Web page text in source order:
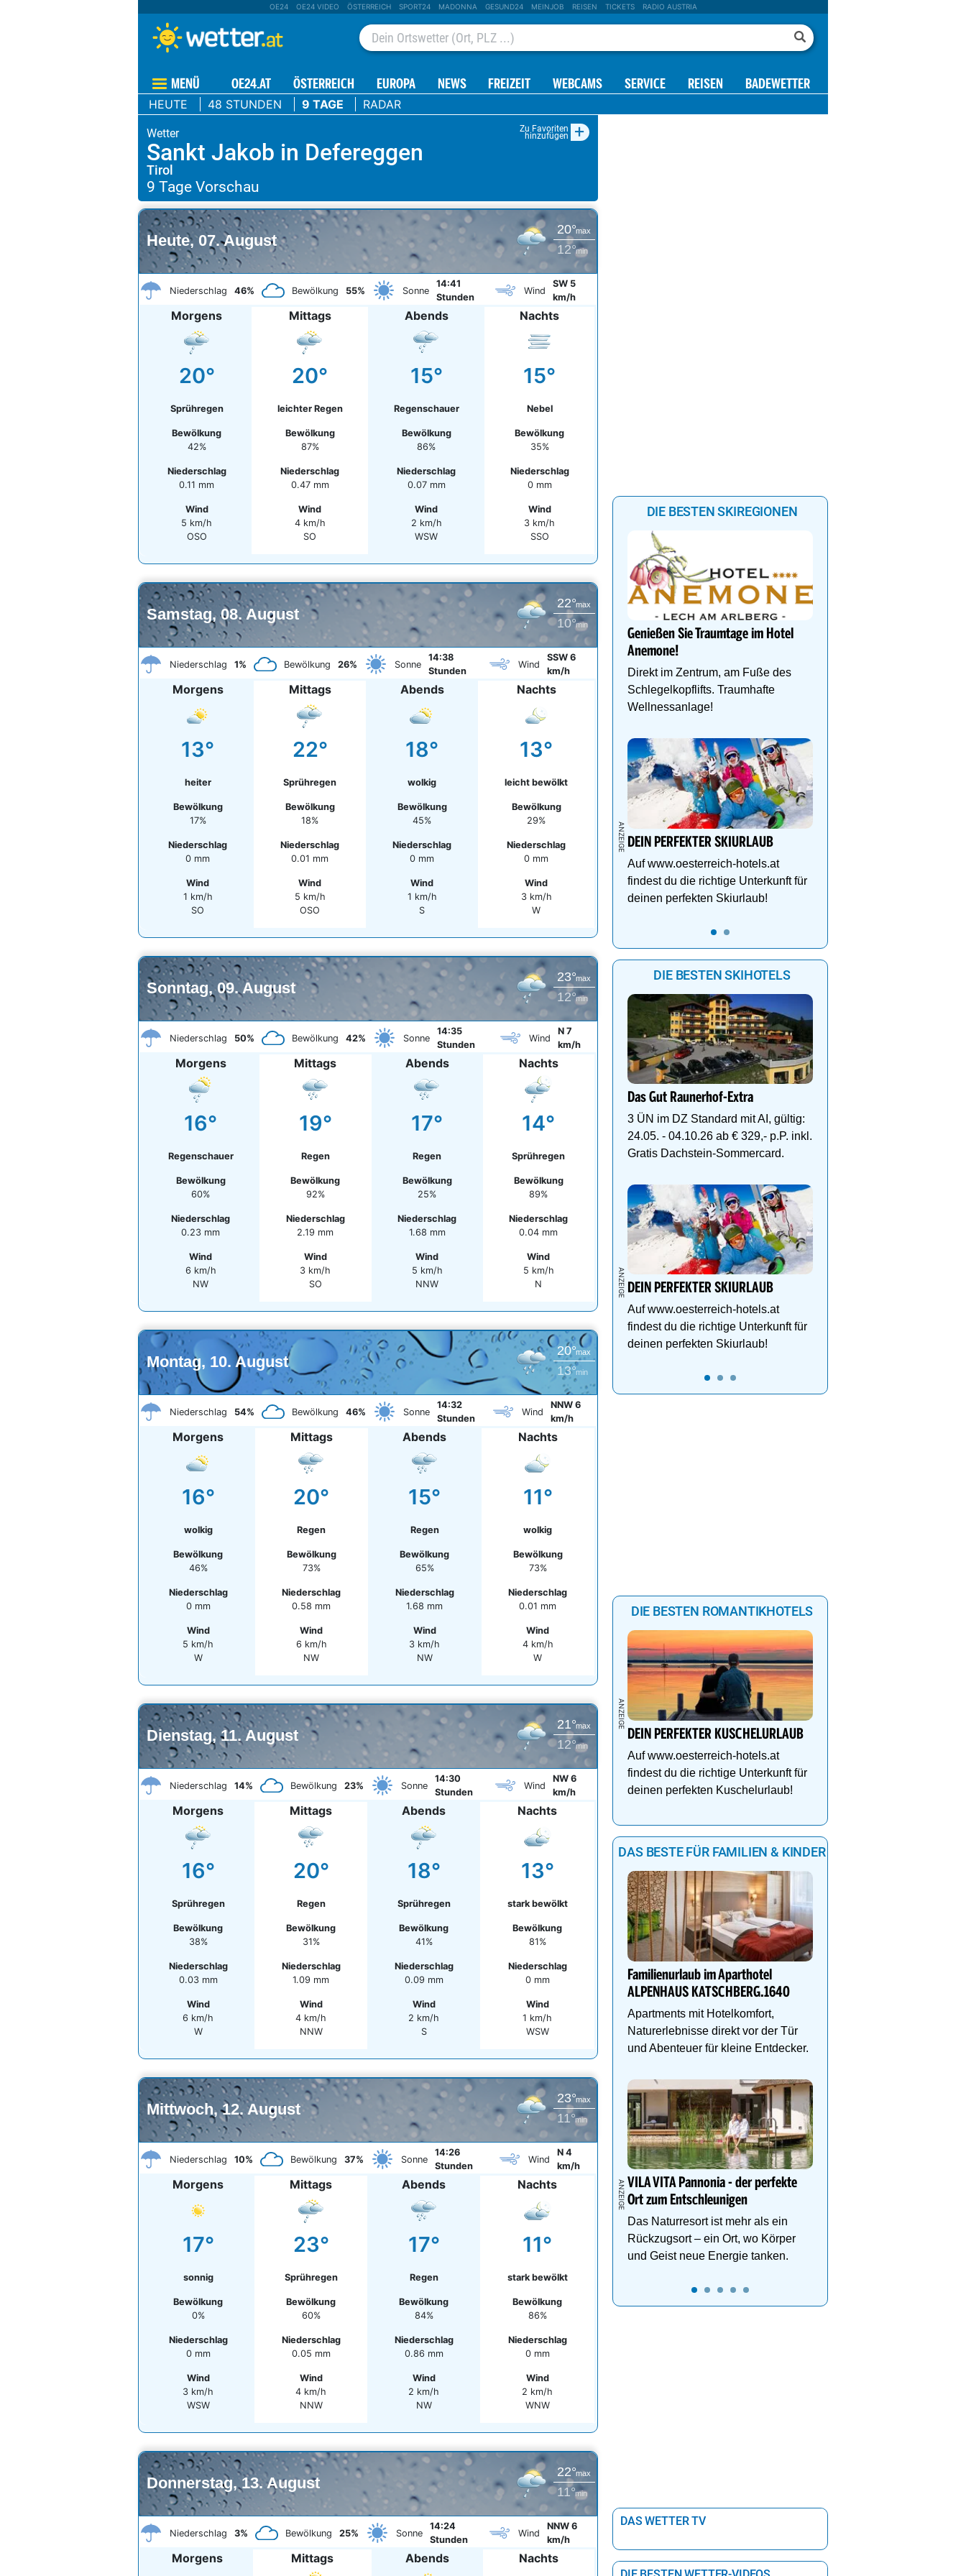
OE24 OE24 VIDEO ÖSTERREICH SPORT24 MADONNA GESUND24 MEINJOB REISEN TICKETS RADIO AUSTRIA
MENÜ OE24.AT ÖSTERREICH EUROPA NEWS FREIZEIT WEBCAMS SERVICE REISEN BADEWETTER
HEUTE 48 STUNDEN 9 TAGE RADAR
Zu Favoriten
hinzufügen +
Sankt Jakob in Defereggen
Tirol
Heute, 07. August
20°max
12°min
Niederschlag 46% Bewölkung 55% Sonne
14:41
Stunden
Wind
SW 5
km/h
Morgens
20°
Sprühregen
Bewölkung
42%
Niederschlag
0.11 mm
Wind
5 km/h
OSO
Mittags
20°
leichter Regen
Bewölkung
87%
Niederschlag
0.47 mm
Wind
4 km/h
SO
Abends
15°
Regenschauer
Bewölkung
86%
Niederschlag
0.07 mm
Wind
2 km/h
WSW
Nachts
15°
Nebel
Bewölkung
35%
Niederschlag
0 mm
Wind
3 km/h
SSO
Samstag, 08. August
22°max
10°min
Niederschlag 1% Bewölkung 26% Sonne
14:38
Stunden
Wind
SSW 6
km/h
Morgens
13°
heiter
Bewölkung
17%
Niederschlag
0 mm
Wind
1 km/h
SO
Mittags
22°
Sprühregen
Bewölkung
18%
Niederschlag
0.01 mm
Wind
5 km/h
OSO
Abends
18°
wolkig
Bewölkung
45%
Niederschlag
0 mm
Wind
1 km/h
S
Nachts
13°
leicht bewölkt
Bewölkung
29%
Niederschlag
0 mm
Wind
3 km/h
W
Sonntag, 09. August
23°max
12°min
Niederschlag 50% Bewölkung 42% Sonne
14:35
Stunden
Wind
N 7
km/h
Morgens
16°
Regenschauer
Bewölkung
60%
Niederschlag
0.23 mm
Wind
6 km/h
NW
Mittags
19°
Regen
Bewölkung
92%
Niederschlag
2.19 mm
Wind
3 km/h
SO
Abends
17°
Regen
Bewölkung
25%
Niederschlag
1.68 mm
Wind
5 km/h
NNW
Nachts
14°
Sprühregen
Bewölkung
89%
Niederschlag
0.04 mm
Wind
5 km/h
N
Montag, 10. August
20°max
13°min
Niederschlag 54% Bewölkung 46% Sonne
14:32
Stunden
Wind
NNW 6
km/h
Morgens
16°
wolkig
Bewölkung
46%
Niederschlag
0 mm
Wind
5 km/h
W
Mittags
20°
Regen
Bewölkung
73%
Niederschlag
0.58 mm
Wind
6 km/h
NW
Abends
15°
Regen
Bewölkung
65%
Niederschlag
1.68 mm
Wind
3 km/h
NW
Nachts
11°
wolkig
Bewölkung
73%
Niederschlag
0.01 mm
Wind
4 km/h
W
Dienstag, 11. August
21°max
12°min
Niederschlag 14% Bewölkung 23% Sonne
14:30
Stunden
Wind
NW 6
km/h
Morgens
16°
Sprühregen
Bewölkung
38%
Niederschlag
0.03 mm
Wind
6 km/h
W
Mittags
20°
Regen
Bewölkung
31%
Niederschlag
1.09 mm
Wind
4 km/h
NNW
Abends
18°
Sprühregen
Bewölkung
41%
Niederschlag
0.09 mm
Wind
2 km/h
S
Nachts
13°
stark bewölkt
Bewölkung
81%
Niederschlag
0 mm
Wind
1 km/h
WSW
Mittwoch, 12. August
23°max
11°min
Niederschlag 10% Bewölkung 37% Sonne
14:26
Stunden
Wind
N 4
km/h
Morgens
17°
sonnig
Bewölkung
0%
Niederschlag
0 mm
Wind
3 km/h
WSW
Mittags
23°
Sprühregen
Bewölkung
60%
Niederschlag
0.05 mm
Wind
4 km/h
NNW
Abends
17°
Regen
Bewölkung
84%
Niederschlag
0.86 mm
Wind
2 km/h
NW
Nachts
11°
stark bewölkt
Bewölkung
86%
Niederschlag
0 mm
Wind
2 km/h
WNW
Donnerstag, 13. August
22°max
11°min
Niederschlag 3% Bewölkung 25% Sonne
14:24
Stunden
Wind
NNW 6
km/h
Morgens Mittags Abends Nachts
DIE BESTEN SKIREGIONEN
Genießen Sie Traumtage im Hotel
Anemone!
Direkt im Zentrum, am Fuße des
Schlegelkopflifts. Traumhafte
Wellnessanlage!
DEIN PERFEKTER SKIURLAUB
Auf www.oesterreich-hotels.at
findest du die richtige Unterkunft für
deinen perfekten Skiurlaub!
DIE BESTEN SKIHOTELS
Das Gut Raunerhof-Extra
3 ÜN im DZ Standard mit AI, gültig:
24.05. - 04.10.26 ab € 329,- p.P. inkl.
Gratis Dachstein-Sommercard.
DEIN PERFEKTER SKIURLAUB
Auf www.oesterreich-hotels.at
findest du die richtige Unterkunft für
deinen perfekten Skiurlaub!
DIE BESTEN ROMANTIKHOTELS
DEIN PERFEKTER KUSCHELURLAUB
Auf www.oesterreich-hotels.at
findest du die richtige Unterkunft für
deinen perfekten Kuschelurlaub!
DAS BESTE FÜR FAMILIEN & KINDER
Familienurlaub im Aparthotel
ALPENHAUS KATSCHBERG.1640
Apartments mit Hotelkomfort,
Naturerlebnisse direkt vor der Tür
und Abenteuer für kleine Entdecker.
VILA VITA Pannonia - der perfekte
Ort zum Entschleunigen
Das Naturresort ist mehr als ein
Rückzugsort – ein Ort, wo Körper
und Geist neue Energie tanken.
DAS WETTER TV